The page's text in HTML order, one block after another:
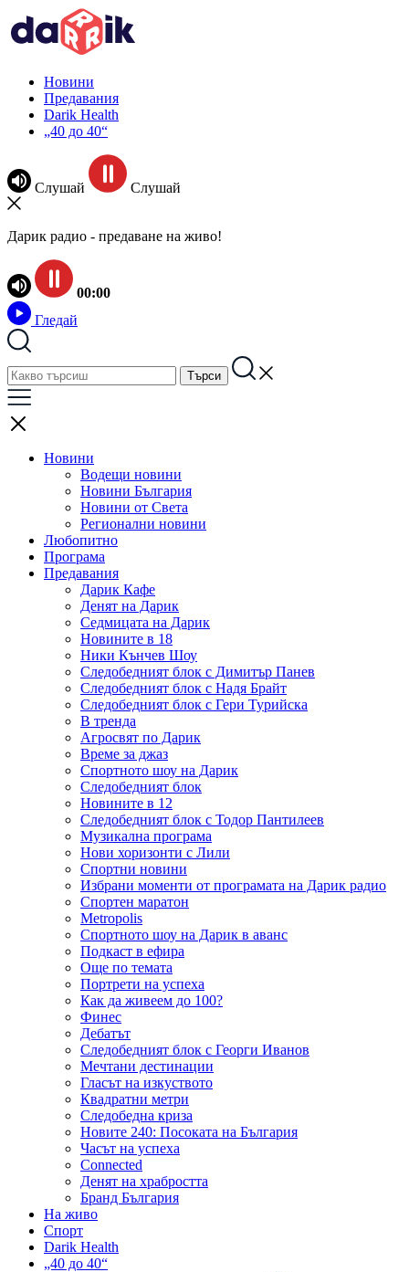
Новини
Предавания
Darik Health
„40 до 40“
Слушай Слушай
Дарик радио - предаване на живо!
00:00
Гледай
Новини
Водещи новини
Новини България
Новини от Света
Регионални новини
Любопитно
Програма
Предавания
Дарик Кафе
Денят на Дарик
Седмицата на Дарик
Новините в 18
Ники Кънчев Шоу
Следобедният блок с Димитър Панев
Следобедният блок с Надя Брайт
Следобедният блок с Гери Турийска
В тренда
Агросвят по Дарик
Време за джаз
Спортното шоу на Дарик
Следобедният блок
Новините в 12
Следобедният блок с Тодор Пантилеев
Музикална програма
Нови хоризонти с Лили
Спортни новини
Избрани моменти от програмата на Дарик радио
Спортен маратон
Metropolis
Спортното шоу на Дарик в аванс
Подкаст в ефира
Още по темата
Портрети на успеха
Как да живеем до 100?
Финес
Дебатът
Следобедният блок с Георги Иванов
Мечтани дестинации
Гласът на изкуството
Квадратни метри
Следобедна криза
Новите 240: Посоката на България
Часът на успеха
Connected
Денят на храбростта
Бранд България
На живо
Спорт
Darik Health
„40 до 40“